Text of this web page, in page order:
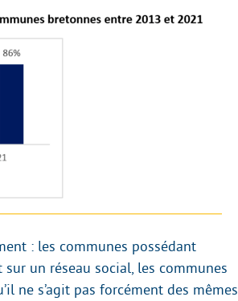
: les communes possédant
un réseau social, les communes
ne s’agit pas forcément des mêmes